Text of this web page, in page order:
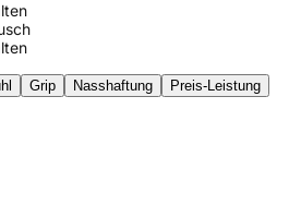
Grip Nasshaftung Preis-Leistung